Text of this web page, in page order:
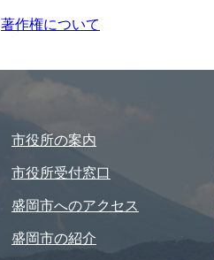
著作権について
市役所の案内
市役所受付窓口
盛岡市へのアクセス
盛岡市の紹介